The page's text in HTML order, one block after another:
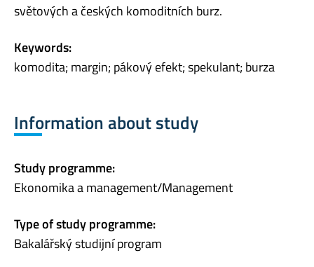
světových a českých komoditních burz.
Keywords:
komodita; margin; pákový efekt; spekulant; burza
Information about study
Study programme:
Ekonomika a management/Management
Type of study programme:
Bakalářský studijní program